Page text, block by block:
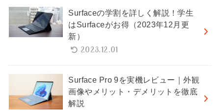
Surfaceの学割を詳しく解説！学生
はSurfaceがお得（2023年12月更
新）
2023.12.01
Surface Pro 9を実機レビュー｜外観
画像やメリット・デメリットを徹底
解説